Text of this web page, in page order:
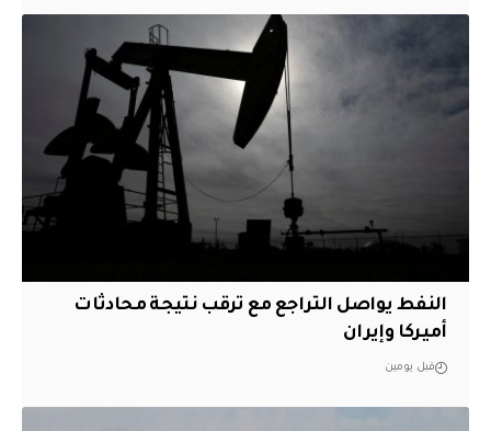
النفط يواصل التراجع مع ترقب نتيجة محادثات
أميركا وإيران
قبل يومين